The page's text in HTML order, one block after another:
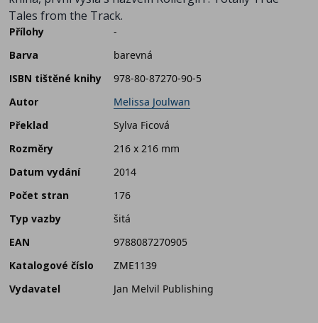
Tales from the Track.
Přílohy
-
Barva
barevná
ISBN tištěné knihy
978-80-87270-90-5
Autor
Melissa Joulwan
Překlad
Sylva Ficová
Rozměry
216 x 216 mm
Datum vydání
2014
Počet stran
176
Typ vazby
šitá
EAN
9788087270905
Katalogové číslo
ZME1139
Vydavatel
Jan Melvil Publishing